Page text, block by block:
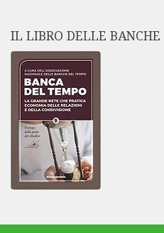
IL LIBRO DELLE BANCHE